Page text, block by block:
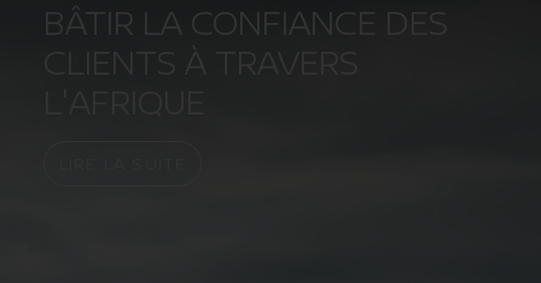
BÂTIR LA CONFIANCE DES